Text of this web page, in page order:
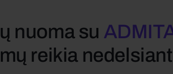
nuoma su
reikia nedelsiant